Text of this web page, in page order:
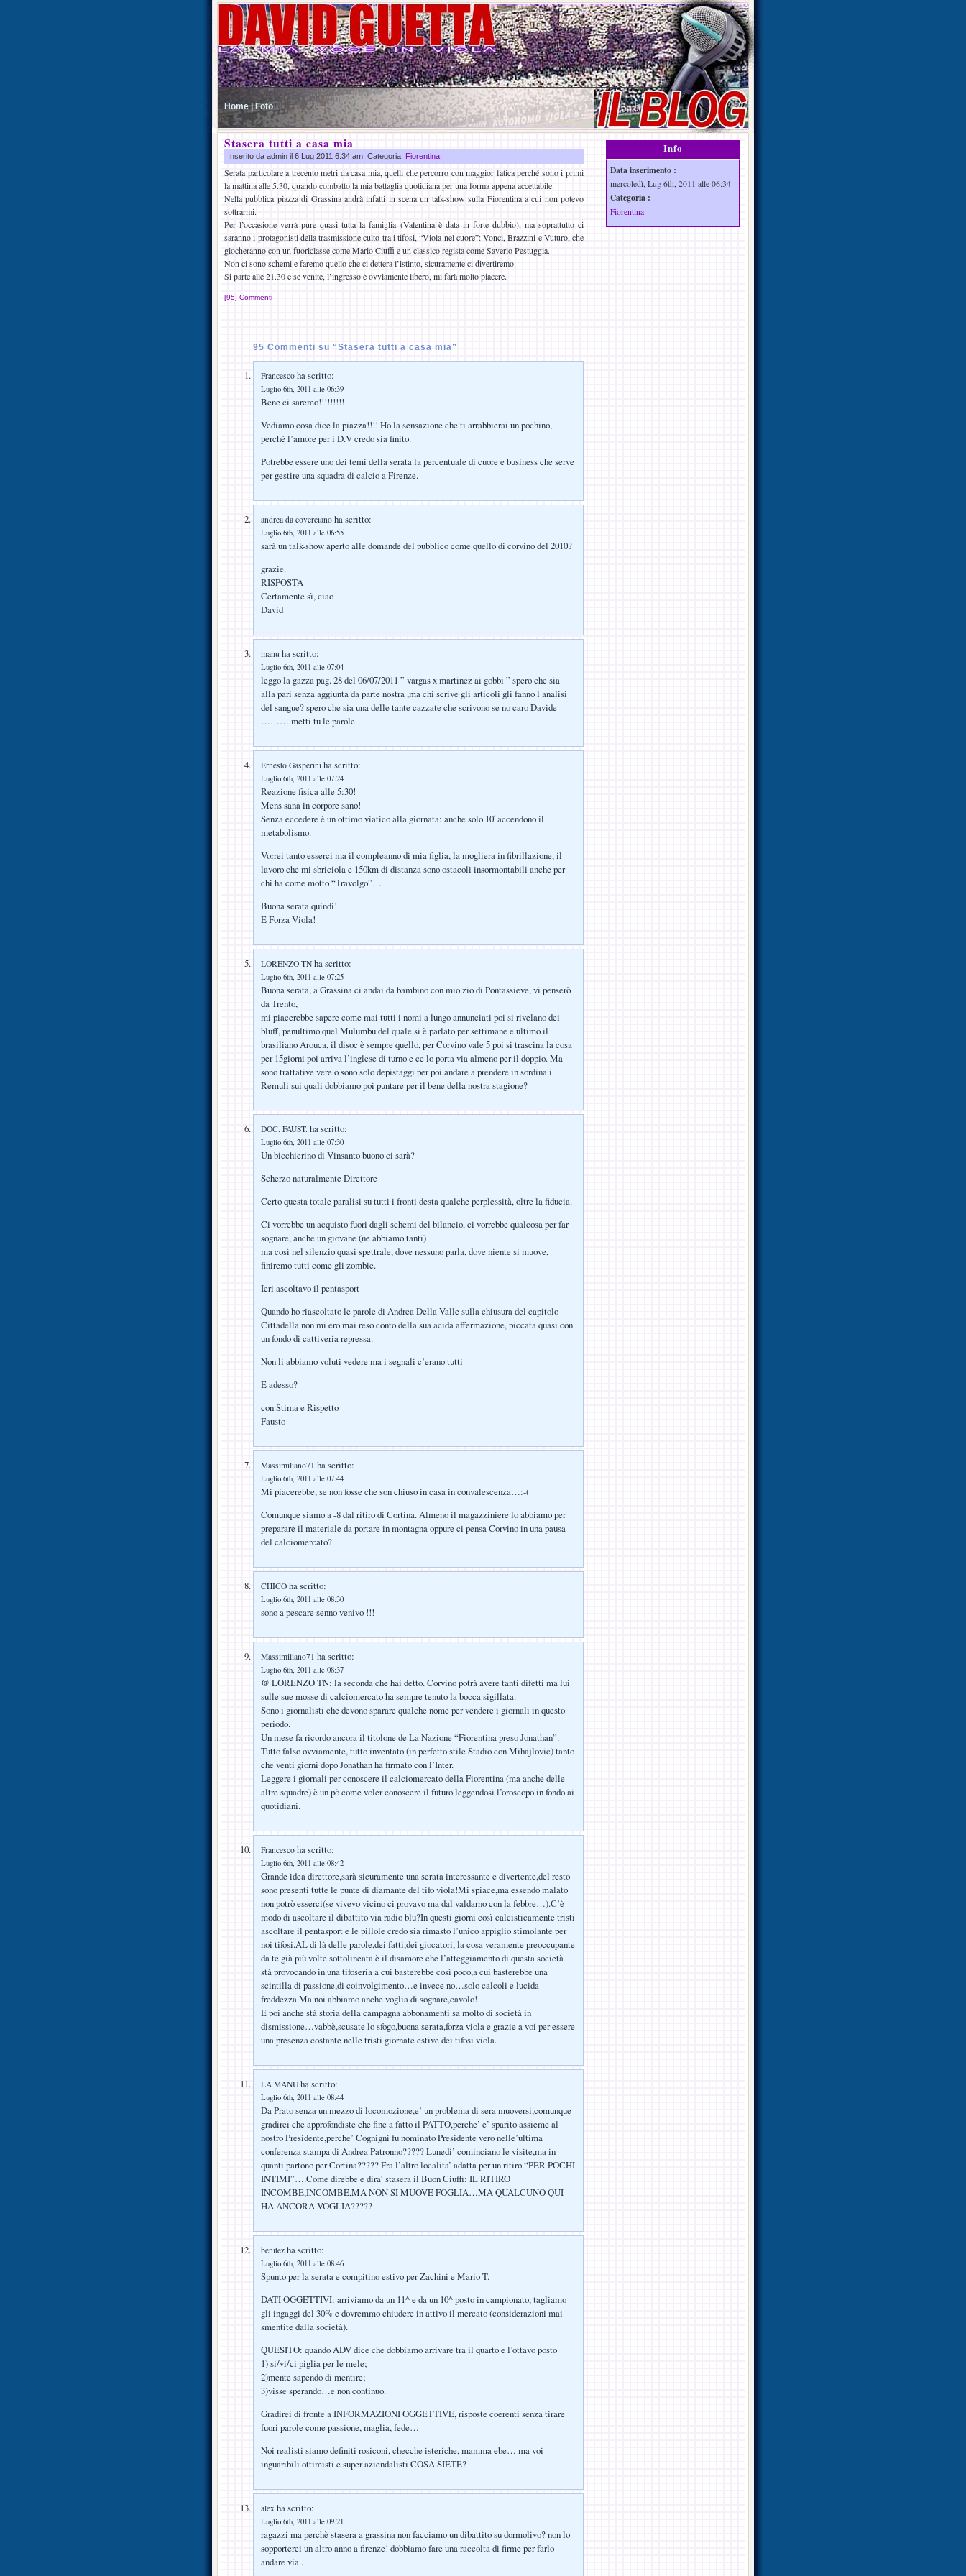
Home | Foto
Stasera tutti a casa mia
Inserito da admin il 6 Lug 2011 6:34 am. Categoria: Fiorentina
Serata particolare a trecento metri da casa mia, quelli che percorro con maggior fatica perché sono i primi
la mattina alle 5.30, quando combatto la mia battaglia quotidiana per una forma appena accettabile.
Nella pubblica piazza di Grassina andrà infatti in scena un talk-show sulla Fiorentina a cui non potevo
sottrarmi.
Per l’occasione verrà pure quasi tutta la famiglia (Valentina è data in forte dubbio), ma soprattutto ci
saranno i protagonisti della trasmissione culto tra i tifosi, “Viola nel cuore”: Vonci, Brazzini e Vuturo, che
giocheranno con un fuoriclasse come Mario Ciuffi e un classico regista come Saverio Pestuggia.
Non ci sono schemi e faremo quello che ci detterà l’istinto, sicuramente ci divertiremo.
Si parte alle 21.30 e se venite, l’ingresso è ovviamente libero, mi farà molto piacere.
[95] Commenti
95 Commenti su “Stasera tutti a casa mia”
Francesco ha scritto:
Luglio 6th, 2011 alle 06:39
Bene ci saremo!!!!!!!!!
Vediamo cosa dice la piazza!!!! Ho la sensazione che ti arrabbierai un pochino,
perché l’amore per i D.V credo sia finito.
Potrebbe essere uno dei temi della serata la percentuale di cuore e business che serve
per gestire una squadra di calcio a Firenze.
andrea da coverciano ha scritto:
Luglio 6th, 2011 alle 06:55
sarà un talk-show aperto alle domande del pubblico come quello di corvino del 2010?
grazie.
RISPOSTA
Certamente sì, ciao
David
manu ha scritto:
Luglio 6th, 2011 alle 07:04
leggo la gazza pag. 28 del 06/07/2011 ” vargas x martinez ai gobbi ” spero che sia
alla pari senza aggiunta da parte nostra ,ma chi scrive gli articoli gli fanno l analisi
del sangue? spero che sia una delle tante cazzate che scrivono se no caro Davide
……….metti tu le parole
Ernesto Gasperini ha scritto:
Luglio 6th, 2011 alle 07:24
Reazione fisica alle 5:30!
Mens sana in corpore sano!
Senza eccedere è un ottimo viatico alla giornata: anche solo 10′ accendono il
metabolismo.
Vorrei tanto esserci ma il compleanno di mia figlia, la mogliera in fibrillazione, il
lavoro che mi sbriciola e 150km di distanza sono ostacoli insormontabili anche per
chi ha come motto “Travolgo”…
Buona serata quindi!
E Forza Viola!
LORENZO TN ha scritto:
Luglio 6th, 2011 alle 07:25
Buona serata, a Grassina ci andai da bambino con mio zio di Pontassieve, vi penserò
da Trento,
mi piacerebbe sapere come mai tutti i nomi a lungo annunciati poi si rivelano dei
bluff, penultimo quel Mulumbu del quale si è parlato per settimane e ultimo il
brasiliano Arouca, il disoc è sempre quello, per Corvino vale 5 poi si trascina la cosa
per 15giorni poi arriva l’inglese di turno e ce lo porta via almeno per il doppio. Ma
sono trattative vere o sono solo depistaggi per poi andare a prendere in sordina i
Remuli sui quali dobbiamo poi puntare per il bene della nostra stagione?
DOC. FAUST. ha scritto:
Luglio 6th, 2011 alle 07:30
Un bicchierino di Vinsanto buono ci sarà?
Scherzo naturalmente Direttore
Certo questa totale paralisi su tutti i fronti desta qualche perplessità, oltre la fiducia.
Ci vorrebbe un acquisto fuori dagli schemi del bilancio, ci vorrebbe qualcosa per far
sognare, anche un giovane (ne abbiamo tanti)
ma così nel silenzio quasi spettrale, dove nessuno parla, dove niente si muove,
finiremo tutti come gli zombie.
Ieri ascoltavo il pentasport
Quando ho riascoltato le parole di Andrea Della Valle sulla chiusura del capitolo
Cittadella non mi ero mai reso conto della sua acida affermazione, piccata quasi con
un fondo di cattiveria repressa.
Non li abbiamo voluti vedere ma i segnali c’erano tutti
E adesso?
con Stima e Rispetto
Fausto
Massimiliano71 ha scritto:
Luglio 6th, 2011 alle 07:44
Mi piacerebbe, se non fosse che son chiuso in casa in convalescenza…:-(
Comunque siamo a -8 dal ritiro di Cortina. Almeno il magazziniere lo abbiamo per
preparare il materiale da portare in montagna oppure ci pensa Corvino in una pausa
del calciomercato?
CHICO ha scritto:
Luglio 6th, 2011 alle 08:30
sono a pescare senno venivo !!!
Massimiliano71 ha scritto:
Luglio 6th, 2011 alle 08:37
@ LORENZO TN: la seconda che hai detto. Corvino potrà avere tanti difetti ma lui
sulle sue mosse di calciomercato ha sempre tenuto la bocca sigillata.
Sono i giornalisti che devono sparare qualche nome per vendere i giornali in questo
periodo.
Un mese fa ricordo ancora il titolone de La Nazione “Fiorentina preso Jonathan”.
Tutto falso ovviamente, tutto inventato (in perfetto stile Stadio con Mihajlovic) tanto
che venti giorni dopo Jonathan ha firmato con l’Inter.
Leggere i giornali per conoscere il calciomercato della Fiorentina (ma anche delle
altre squadre) è un pò come voler conoscere il futuro leggendosi l’oroscopo in fondo ai
quotidiani.
Francesco ha scritto:
Luglio 6th, 2011 alle 08:42
Grande idea direttore,sarà sicuramente una serata interessante e divertente,del resto
sono presenti tutte le punte di diamante del tifo viola!Mi spiace,ma essendo malato
non potrò esserci(se vivevo vicino ci provavo ma dal valdarno con la febbre…).C’è
modo di ascoltare il dibattito via radio blu?In questi giorni così calcisticamente tristi
ascoltare il pentasport e le pillole credo sia rimasto l’unico appiglio stimolante per
noi tifosi.AL di là delle parole,dei fatti,dei giocatori, la cosa veramente preoccupante
da te già più volte sottolineata è il disamore che l’atteggiamento di questa società
stà provocando in una tifoseria a cui basterebbe così poco,a cui basterebbe una
scintilla di passione,di coinvolgimento…e invece no…solo calcoli e lucida
freddezza.Ma noi abbiamo anche voglia di sognare,cavolo!
E poi anche stà storia della campagna abbonamenti sa molto di società in
dismissione…vabbè,scusate lo sfogo,buona serata,forza viola e grazie a voi per essere
una presenza costante nelle tristi giornate estive dei tifosi viola.
LA MANU ha scritto:
Luglio 6th, 2011 alle 08:44
Da Prato senza un mezzo di locomozione,e’ un problema di sera muoversi,comunque
gradirei che approfondiste che fine a fatto il PATTO,perche’ e’ sparito assieme al
nostro Presidente,perche’ Cognigni fu nominato Presidente vero nelle’ultima
conferenza stampa di Andrea Patronno????? Lunedi’ cominciano le visite,ma in
quanti partono per Cortina????? Fra l’altro localita’ adatta per un ritiro “PER POCHI
INTIMI”….Come direbbe e dira’ stasera il Buon Ciuffi: IL RITIRO
INCOMBE,INCOMBE,MA NON SI MUOVE FOGLIA…MA QUALCUNO QUI
HA ANCORA VOGLIA?????
benitez ha scritto:
Luglio 6th, 2011 alle 08:46
Spunto per la serata e compitino estivo per Zachini e Mario T.
DATI OGGETTIVI: arriviamo da un 11^ e da un 10^ posto in campionato, tagliamo
gli ingaggi del 30% e dovremmo chiudere in attivo il mercato (considerazioni mai
smentite dalla società).
QUESITO: quando ADV dice che dobbiamo arrivare tra il quarto e l’ottavo posto
1) si/vi/ci piglia per le mele;
2)mente sapendo di mentire;
3)visse sperando…e non continuo.
Gradirei di fronte a INFORMAZIONI OGGETTIVE, risposte coerenti senza tirare
fuori parole come passione, maglia, fede…
Noi realisti siamo definiti rosiconi, checche isteriche, mamma ebe… ma voi
inguaribili ottimisti e super aziendalisti COSA SIETE?
alex ha scritto:
Luglio 6th, 2011 alle 09:21
ragazzi ma perchè stasera a grassina non facciamo un dibattito su dormolivo? non lo
sopporterei un altro anno a firenze! dobbiamo fare una raccolta di firme per farlo
andare via..
Info
Data inserimento :
mercoledì, Lug 6th, 2011 alle 06:34
Categoria :
Fiorentina